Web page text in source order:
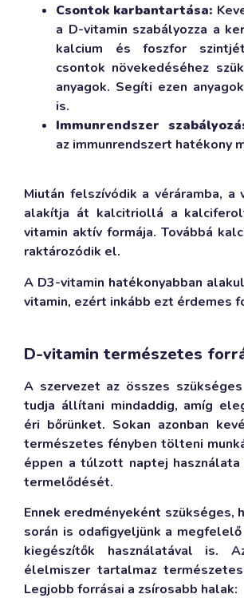
Csontok karbantartása:
a D-vitamin szabályozza a
kalcium és foszfor
csontok növekedéséhez
anyagok. Segíti ezen
is.
Immunrendszer
az immunrendszert hatékony
Miután felszívódik a véráramba, a
alakítja át kalcitriollá a
vitamin aktív formája. Továbbá
raktározódik el.
A D3-vitamin hatékonyabban
vitamin, ezért inkább ezt érdemes
D-vitamin természetes
A szervezet az összes
tudja állítani mindaddig, amíg
éri bőrünket. Sokan azonban
természetes fényben tölteni
éppen a túlzott naptej használata
termelődését.
Ennek eredményeként szükséges,
során is odafigyeljünk a
kiegészítők használatával is.
élelmiszer tartalmaz
Legjobb forrásai a zsírosabb halak: